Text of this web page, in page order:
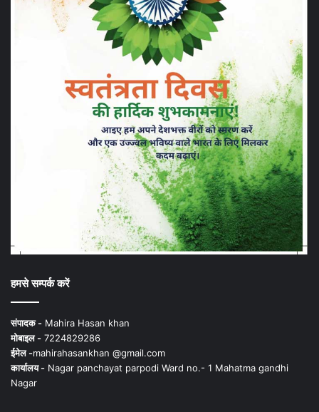
हमसे सम्पर्क करें
संपादक - Mahira Hasan khan
मोबाइल - 7224829286
ईमेल -mahirahasankhan @gmail.com
कार्यालय - Nagar panchayat parpodi Ward no.- 1 Mahatma gandhi
Nagar